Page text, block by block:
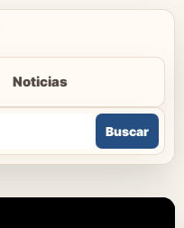
Noticias
Buscar